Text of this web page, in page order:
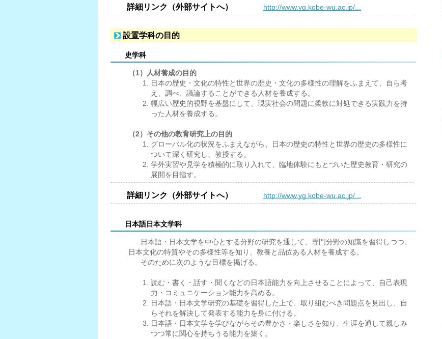
詳細リンク（外部サイトへ） http://www.yg.kobe-wu.ac.jp/...
設置学科の目的
史学科
（1）人材養成の目的
日本の歴史・文化の特性と世界の歴史・文化の多様性の理解をふまえて、自ら考
え、調べ、議論することができる人材を養成する。
幅広い歴史的視野を基盤にして、現実社会の問題に柔軟に対処できる実践力を持
った人材を養成する。
（2）その他の教育研究上の目的
グローバル化の状況をふまえながら、日本の歴史の特性と世界の歴史の多様性に
ついて深く研究し、教授する。
学外実習や見学を積極的に取り入れて、臨地体験にもとづいた歴史教育・研究の
展開を目指す。
詳細リンク（外部サイトへ） http://www.yg.kobe-wu.ac.jp/...
日本語日本文学科
日本語・日本文学を中心とする分野の研究を通して、専門分野の知識を習得しつつ、
日本文化の特質やその多様性等を知り、教養と品位ある人材を養成する。
そのために次のような目標を掲げる。
読む・書く・話す・聞くなどの日本語能力を向上させることによって、自己表現
力・コミュニケーション能力を高める。
日本語・日本文学研究の基礎を習得した上で、取り組むべき問題点を見出し、自
らそれを解決して発表する能力を身に付ける。
日本語・日本文学を学びながらその豊かさ・楽しさを知り、生涯を通して親しみ
つつ常に関心を持ちうる能力を築く。